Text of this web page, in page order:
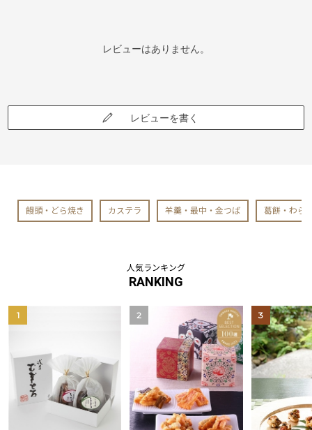
レビューはありません。
レビューを書く
饅頭・どら焼き カステラ 羊羹・最中・金つば 葛餅・わら
人気ランキング
RANKING
1 2 3